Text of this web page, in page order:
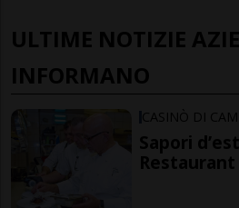
ULTIME NOTIZIE
INFORMANO
CASINÒ DI
Sapori
Restaurant